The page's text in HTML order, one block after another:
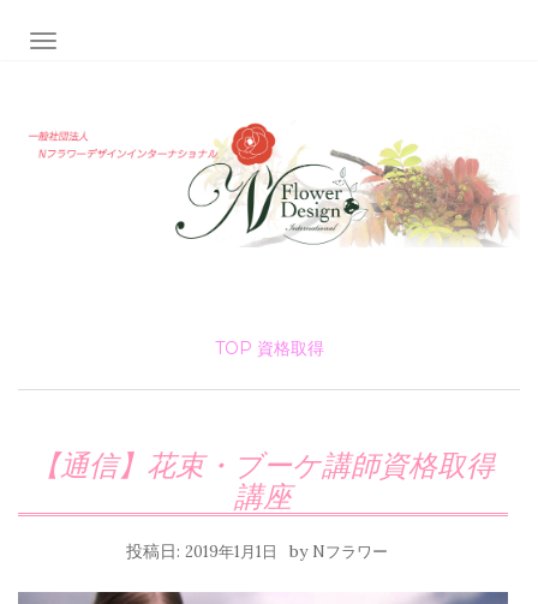
ナビゲーション切り替え
TOP 資格取得
【通信】花束・ブーケ講師資格取得
講座
投稿日: 2019年1月1日 by Nフラワー